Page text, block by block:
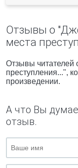
Отзывы о
места
Отзывы читателей
преступления...",
произведении.
А что Вы
отзыв.